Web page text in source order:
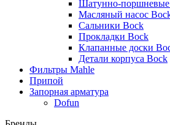
Шатунно-
Масляный насос
Сальники Bock
Прокладки Bock
Клапанные доски
Детали корпуса Bock
Фильтры Mahle
Припой
Запорная арматура
Dofun